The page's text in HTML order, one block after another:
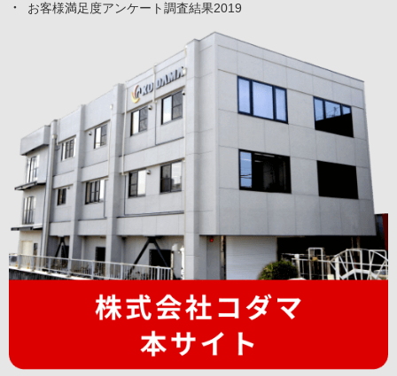
お客様満足度アンケート調査結果2019